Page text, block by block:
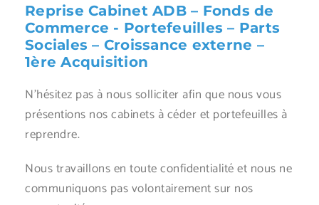
Reprise Cabinet ADB – Fonds de
Commerce - Portefeuilles – Parts
Sociales – Croissance externe –
1ère Acquisition
N’hésitez pas à nous solliciter afin que nous vous
présentions nos cabinets à céder et portefeuilles à
reprendre.
Nous travaillons en toute confidentialité et nous ne
communiquons pas volontairement sur nos